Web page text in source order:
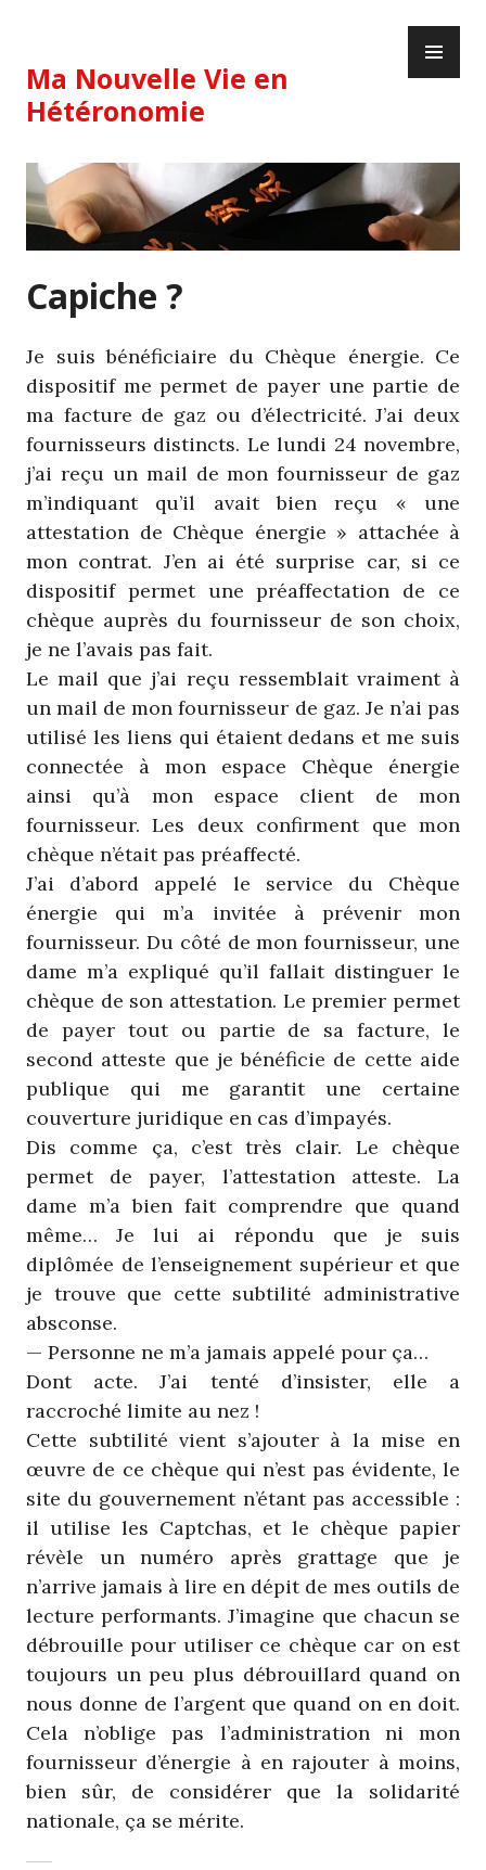
content
Ma Nouvelle Vie en
Hétéronomie
Capiche ?
Je suis bénéficiaire du Chèque énergie. Ce
dispositif me permet de payer une partie de
ma facture de gaz ou d’électricité. J’ai deux
fournisseurs distincts. Le lundi 24 novembre,
j’ai reçu un mail de mon fournisseur de gaz
m’indiquant qu’il avait bien reçu « une
attestation de Chèque énergie » attachée à
mon contrat. J’en ai été surprise car, si ce
dispositif permet une préaffectation de ce
chèque auprès du fournisseur de son choix,
je ne l’avais pas fait.
Le mail que j’ai reçu ressemblait vraiment à
un mail de mon fournisseur de gaz. Je n’ai pas
utilisé les liens qui étaient dedans et me suis
connectée à mon espace Chèque énergie
ainsi qu’à mon espace client de mon
fournisseur. Les deux confirment que mon
chèque n’était pas préaffecté.
J’ai d’abord appelé le service du Chèque
énergie qui m’a invitée à prévenir mon
fournisseur. Du côté de mon fournisseur, une
dame m’a expliqué qu’il fallait distinguer le
chèque de son attestation. Le premier permet
de payer tout ou partie de sa facture, le
second atteste que je bénéficie de cette aide
publique qui me garantit une certaine
couverture juridique en cas d’impayés.
Dis comme ça, c’est très clair. Le chèque
permet de payer, l’attestation atteste. La
dame m’a bien fait comprendre que quand
même… Je lui ai répondu que je suis
diplômée de l’enseignement supérieur et que
je trouve que cette subtilité administrative
absconse.
— Personne ne m’a jamais appelé pour ça…
Dont acte. J’ai tenté d’insister, elle a
raccroché limite au nez !
Cette subtilité vient s’ajouter à la mise en
œuvre de ce chèque qui n’est pas évidente, le
site du gouvernement n’étant pas accessible :
il utilise les Captchas, et le chèque papier
révèle un numéro après grattage que je
n’arrive jamais à lire en dépit de mes outils de
lecture performants. J’imagine que chacun se
débrouille pour utiliser ce chèque car on est
toujours un peu plus débrouillard quand on
nous donne de l’argent que quand on en doit.
Cela n’oblige pas l’administration ni mon
fournisseur d’énergie à en rajouter à moins,
bien sûr, de considérer que la solidarité
nationale, ça se mérite.